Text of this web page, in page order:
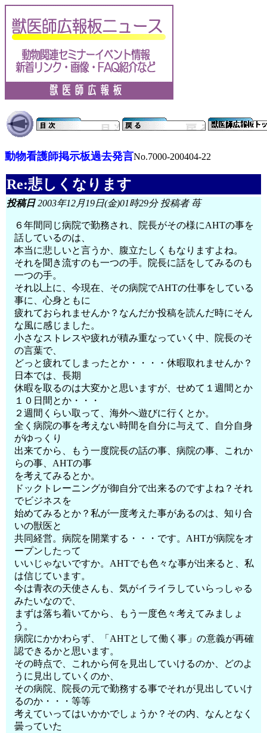
動物看護師掲示板過去発言No.7000-200404-22
Re:悲しくなります
投稿日2003年12月19日(金)01時29分 投稿者 苺
６年間同じ病院で勤務され、院長がその様にAHTの事を
話しているのは、
本当に悲しいと言うか、腹立たしくもなりますよね。
それを聞き流すのも一つの手。院長に話をしてみるのも
一つの手。
それ以上に、今現在、その病院でAHTの仕事をしている
事に、心身ともに
疲れておられませんか？なんだか投稿を読んだ時にそん
な風に感じました。
小さなストレスや疲れが積み重なっていく中、院長のそ
の言葉で、
どっと疲れてしまったとか・・・・休暇取れませんか？
日本では、長期
休暇を取るのは大変かと思いますが、せめて１週間とか
１０日間とか・・・
２週間くらい取って、海外へ遊びに行くとか。
全く病院の事を考えない時間を自分に与えて、自分自身
がゆっくり
出来てから、もう一度院長の話の事、病院の事、これか
らの事、AHTの事
を考えてみるとか。
ドックトレーニングが御自分で出来るのですよね？それ
でビジネスを
始めてみるとか？私が一度考えた事があるのは、知り合
いの獣医と
共同経営。病院を開業する・・・です。AHTが病院をオ
ープンしたって
いいじゃないですか。AHTでも色々な事が出来ると、私
は信じています。
今は青衣の天使さんも、気がイライラしていらっしゃる
みたいなので、
まずは落ち着いてから、もう一度色々考えてみましょ
う。
病院にかかわらず、「AHTとして働く事」の意義が再確
認できるかと思います。
その時点で、これから何を見出していけるのか、どのよ
うに見出していくのか、
その病院、院長の元で勤務する事でそれが見出していけ
るのか・・・等等
考えていってはいかかでしょうか？その内、なんとなく
曇っていた